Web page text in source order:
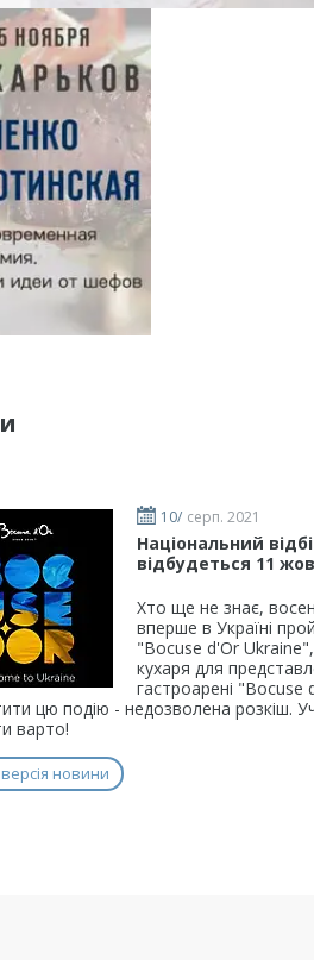
10/ серп. 2021
Національний
відбудеться 11
Хто ще не знає,
вперше в Україні
"Bocuse d'Or
кухаря для
гастроарені "Bocuse
цю подію - недозволена розкіш.
варто!
новини